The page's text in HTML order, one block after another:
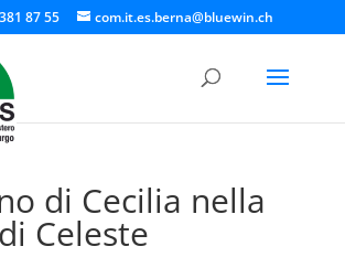
87 55 com.it.es.berna@bluewin.ch
di Cecilia nella
Celeste